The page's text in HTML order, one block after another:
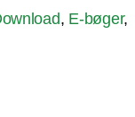
, E-bøger,